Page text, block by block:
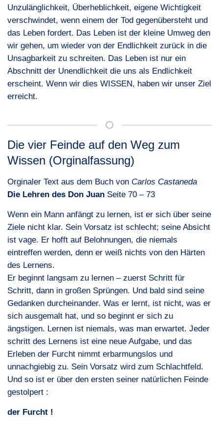
Unzulänglichkeit, Überheblichkeit, eigene Wichtigkeit
verschwindet, wenn einem der Tod gegenübersteht und
das Leben fordert. Das Leben ist der kleine Umweg den
wir gehen, um wieder von der Endlichkeit zurück in die
Unsagbarkeit zu schreiten. Das Leben ist nur ein
Abschnitt der Unendlichkeit die uns als Endlichkeit
erscheint. Wenn wir dies WISSEN, haben wir unser Ziel
erreicht.
Die vier Feinde auf den Weg zum
Wissen (Orginalfassung)
Orginaler Text aus dem Buch von Carlos Castaneda
Die Lehren des Don Juan Seite 70 – 73
Wenn ein Mann anfängt zu lernen, ist er sich über seine
Ziele nicht klar. Sein Vorsatz ist schlecht; seine Absicht
ist vage. Er hofft auf Belohnungen, die niemals
eintreffen werden, denn er weiß nichts von den Härten
des Lernens.
Er beginnt langsam zu lernen – zuerst Schritt für
Schritt, dann in großen Sprüngen. Und bald sind seine
Gedanken durcheinander. Was er lernt, ist nicht, was er
sich ausgemalt hat, und so beginnt er sich zu
ängstigen. Lernen ist niemals, was man erwartet. Jeder
schritt des Lernens ist eine neue Aufgabe, und das
Erleben der Furcht nimmt erbarmungslos und
unnachgiebig zu. Sein Vorsatz wird zum Schlachtfeld.
Und so ist er über den ersten seiner natürlichen Feinde
gestolpert :
der Furcht !